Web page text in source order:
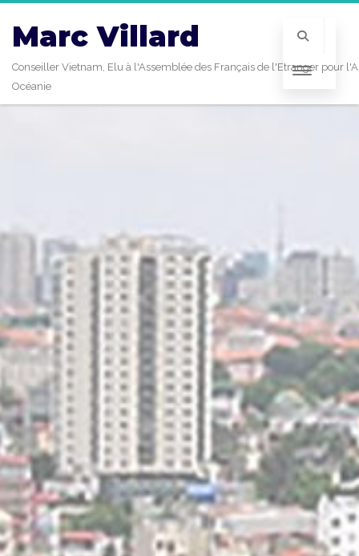
Marc Villard
Conseiller Vietnam, Elu à l'Assemblée des Français de l'Etranger pour
Océanie